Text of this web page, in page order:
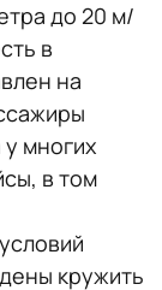
до 20 м/
в
на
у многих
в том
кружить